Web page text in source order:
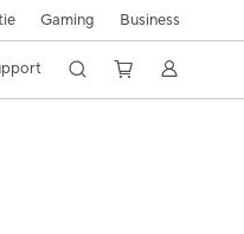
Gaming Business